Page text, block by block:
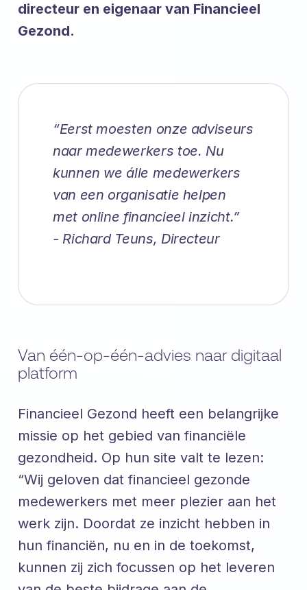
directeur en eigenaar van Financieel
Gezond.
“Eerst moesten onze adviseurs
naar medewerkers toe. Nu
kunnen we álle medewerkers
van een organisatie helpen
met online financieel inzicht.”
- Richard Teuns, Directeur
Van één-op-één-advies naar digitaal
platform
Financieel Gezond heeft een belangrijke
missie op het gebied van financiële
gezondheid. Op hun site valt te lezen:
“Wij geloven dat financieel gezonde
medewerkers met meer plezier aan het
werk zijn. Doordat ze inzicht hebben in
hun financiën, nu en in de toekomst,
kunnen zij zich focussen op het leveren